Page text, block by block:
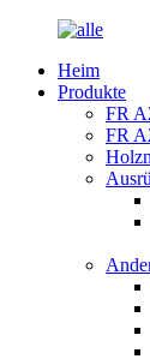
Heim
Produkte
FR
FR